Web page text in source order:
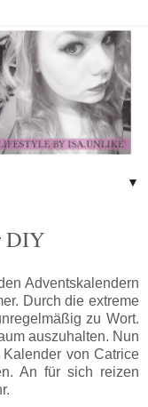
▼
DIY
Adventskalendern
Durch die extreme
zu Wort.
auszuhalten. Nun
von Catrice
An für sich reizen